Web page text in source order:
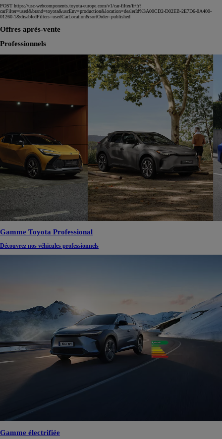
POST https://usc-webcomponents.toyota-europe.com/v1/car-filter/fr/fr?
carFilter=used&brand=toyota&uscEnv=production&location=dealerId%3A00CD2-D02EB-2E7D6-0A400-
01260-1&disabledFilters=usedCarLocation&sortOrder=published
Offres après-vente
Professionnels
Gamme Toyota Professional
Découvrez nos véhicules professionnels
Gamme électrifiée